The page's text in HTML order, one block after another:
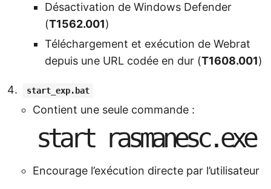
Désactivation de Windows Defender
(T1562.001)
Téléchargement et exécution de Webrat
depuis une URL codée en dur (T1608.001)
start_exp.bat
Contient une seule commande :
start rasmanesc.exe
Encourage l’exécution directe par l’utilisateur